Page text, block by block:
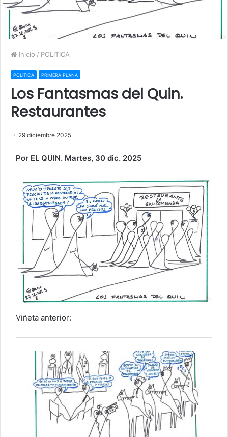
Inicio / POLITICA
POLITICA PRIMERA PLANA
Los Fantasmas del Quin.
Restaurantes
29 diciembre 2025
Por EL QUIN. Martes, 30 dic. 2025
Viñeta anterior: